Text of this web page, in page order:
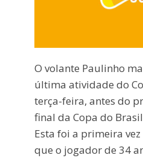
O volante Paulinho
última atividade do
terça-feira, antes do
final da Copa do
Esta foi a primeira vez
que o jogador de 34